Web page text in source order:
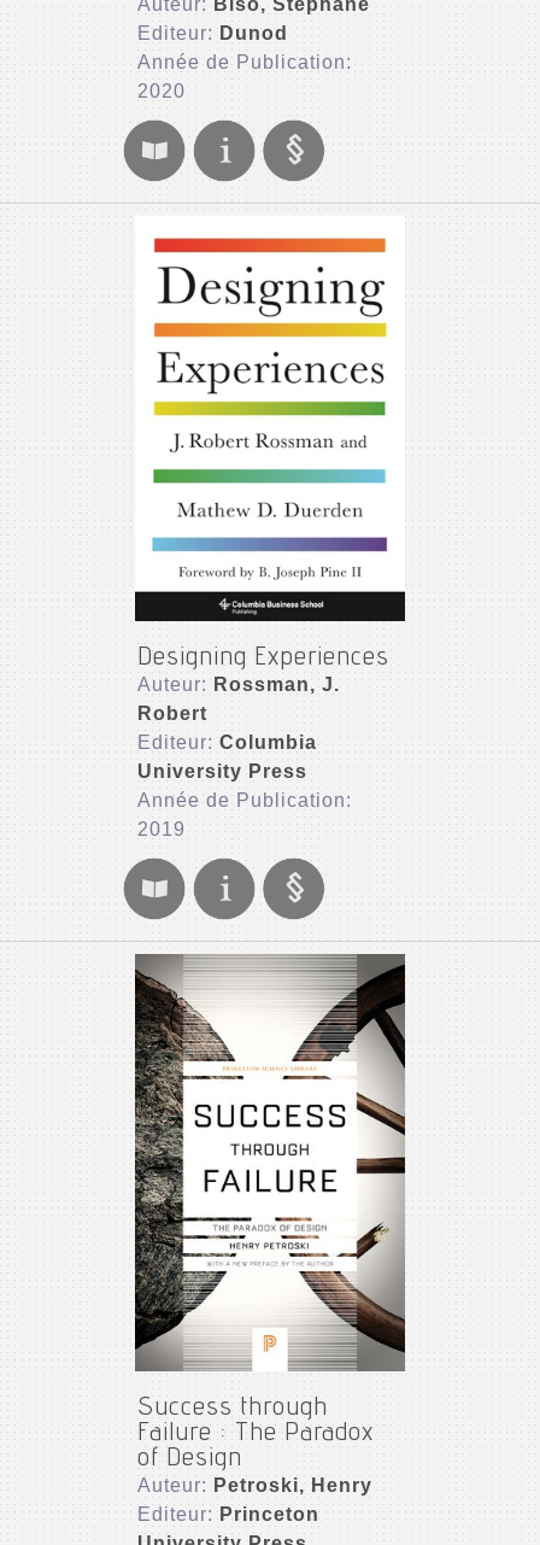
Editeur: Dunod
Année de Publication:
2020
Designing Experiences
Auteur: Rossman, J.
Robert
Editeur:Columbia
University Press
Année de Publication:
2019
Success through
Failure : The Paradox
of Design
Auteur: Petroski, Henry
Editeur: Princeton